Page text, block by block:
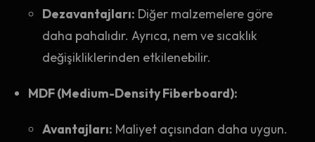
Dezavantajları: Diğer malzemelere göre
daha pahalıdır. Ayrıca, nem ve sıcaklık
değişikliklerinden etkilenebilir.
MDF (Medium-Density Fiberboard):
Avantajları: Maliyet açısından daha uygun.